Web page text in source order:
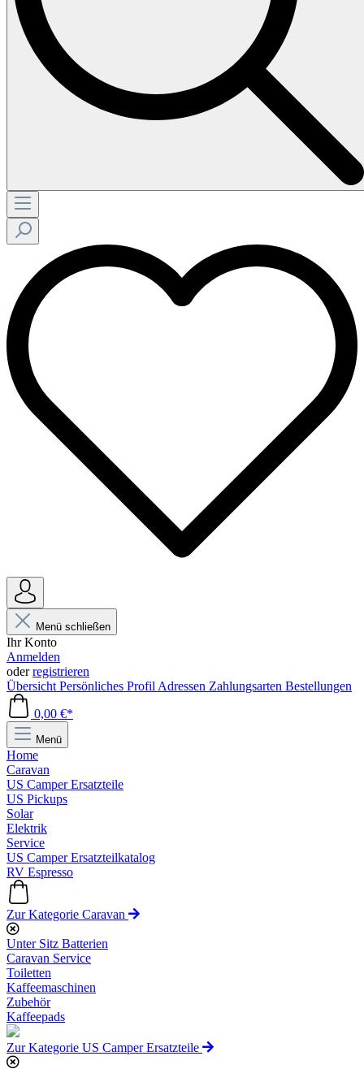
Menü schließen
Ihr Konto
Anmelden
oderregistrieren
Übersicht Persönliches Profil Adressen Zahlungsarten Bestellungen
0,00 €*
Menü
Home
Caravan
US Camper Ersatzteile
US Pickups
Solar
Elektrik
Service
US Camper Ersatzteilkatalog
RV Espresso
Zur Kategorie Caravan
Unter Sitz Batterien
Caravan Service
Toiletten
Kaffeemaschinen
Zubehör
Kaffeepads
Zur Kategorie US Camper Ersatzteile